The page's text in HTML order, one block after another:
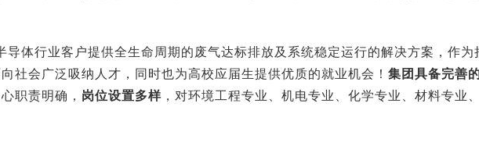
体行业客户提供全生命周期的废气达标排放及系统稳定运行的解决方案，作为
社会广泛吸纳人才，同时也为高校应届生提供优质的就业机会！ 集团具备完善
职责明确， 岗位设置多样 ，对环境工程专业、机电专业、化学专业、材料专业